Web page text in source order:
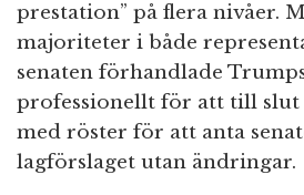
prestation” på flera nivåer.
majoriteter i både
senaten förhandlade
professionellt för att till
med röster för att anta
lagförslaget utan ändringar.